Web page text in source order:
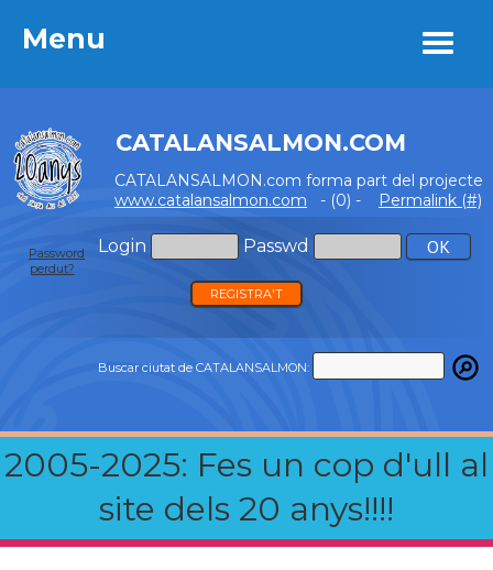
Menu
CATALANSALMON.COM
CATALANSALMON.com forma part del projecte
www.catalansalmon.com - (0) - Permalink (#)
Login Passwd
Password
perdut?
REGISTRA'T
Buscar ciutat de CATALANSALMON:
2005-2025: Fes un cop d'ull al
site dels 20 anys!!!!
Menu